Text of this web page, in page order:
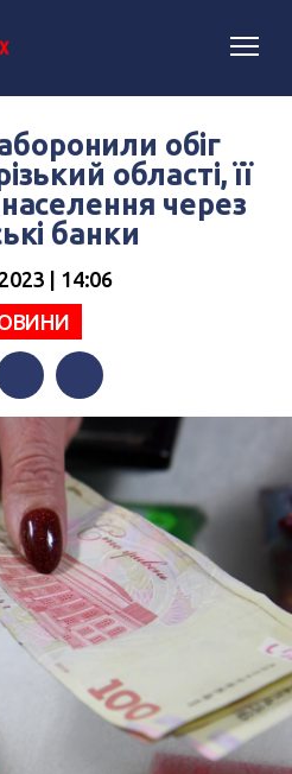
обіг
області, її
через
банки
| 14:06
Telegram